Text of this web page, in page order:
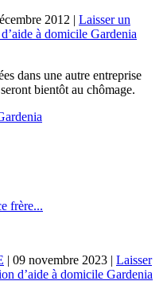
2012 | Laisser un
à domicile Gardenia
dans une autre entreprise
bientôt au chômage.
frère...
| 09 novembre 2023 | Laisser
d’aide à domicile Gardenia